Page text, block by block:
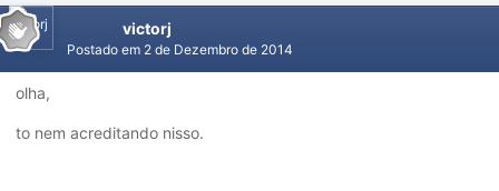
victorj
Postado em 2 de Dezembro de 2014
olha,
to nem acreditando nisso.